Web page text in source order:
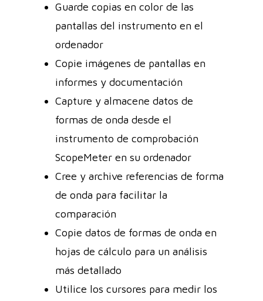
Guarde copias en color de las
pantallas del instrumento en el
ordenador
Copie imágenes de pantallas en
informes y documentación
Capture y almacene datos de
formas de onda desde el
instrumento de comprobación
ScopeMeter en su ordenador
Cree y archive referencias de forma
de onda para facilitar la
comparación
Copie datos de formas de onda en
hojas de cálculo para un análisis
más detallado
Utilice los cursores para medir los